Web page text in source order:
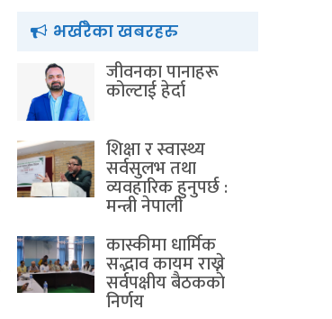
भर्खरैका खबरहरु
जीवनका पानाहरू
कोल्टाई हेर्दा
शिक्षा र स्वास्थ्य
सर्वसुलभ तथा
व्यवहारिक हुनुपर्छ :
मन्त्री नेपाली
कास्कीमा धार्मिक
सद्भाव कायम राख्ने
सर्वपक्षीय बैठककाे
निर्णय